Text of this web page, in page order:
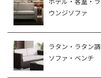
ウンジソファ
ラタン・ラタン調
ソファ・ベンチ